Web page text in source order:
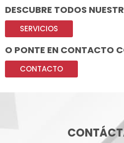
DESCUBRE TODOS
SERVICIOS
O PONTE EN CONTACTO
CONTACTO